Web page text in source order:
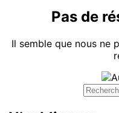
Pas de
Il semble que nous ne